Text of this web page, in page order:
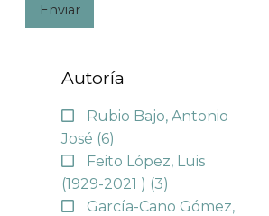
Enviar
Autoría
Rubio Bajo, Antonio
José (6)
Feito López, Luis
(1929-2021 ) (3)
García-Cano Gómez,